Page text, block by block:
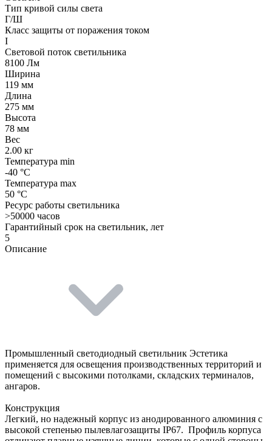
Тип кривой силы света
Г/Ш
Класс защиты от поражения током
I
Световой поток светильника
8100 Лм
Ширина
119 мм
Длина
275 мм
Высота
78 мм
Вес
2.00 кг
Температура min
-40 °C
Температура max
50 °C
Ресурс работы светильника
>50000 часов
Гарантийный срок на светильник, лет
5
Описание
Промышленный светодиодный светильник Эстетика
применяется для освещения производственных территорий и
помещений с высокими потолками, складских терминалов,
ангаров.
Конструкция
Легкий, но надежный корпус из анодированного алюминия с
высокой степенью пылевлагозащиты IP67. Профиль корпуса